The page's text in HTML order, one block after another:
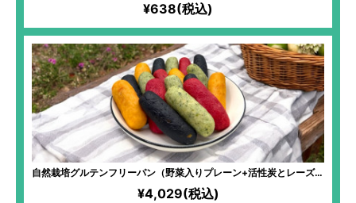
¥638(税込)
自然栽培グルテンフリーパン（野菜入りプレーン+活性炭とレーズン
の2種30本SET）
¥4,029(税込)